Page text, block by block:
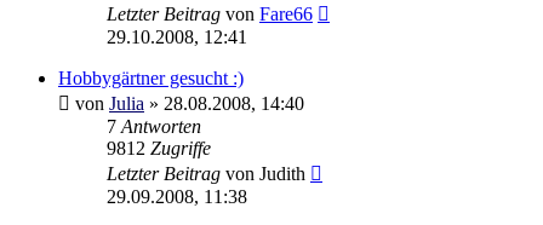
Letzter Beitrag von Fare66
29.10.2008, 12:41
Hobbygärtner gesucht :)
von Julia » 28.08.2008, 14:40
7 Antworten
9812 Zugriffe
Letzter Beitrag von Judith
29.09.2008, 11:38